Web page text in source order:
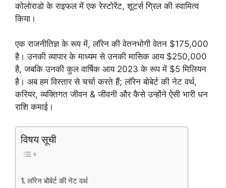
कोलोराडो के राइफल में एक रेस्टोरेंट, शूटर्स ग्रिल की स्वामित्व
किया।
एक राजनीतिज्ञ के रूप में, लॉरेन की वेतनभोगी वेतन $175,000
है। उनकी व्यापार के माध्यम से उनकी मासिक आय $250,000
है, जबकि उनकी कुल वार्षिक आय 2023 के रूप में $5 मिलियन
है। अब हम विस्तार से चर्चा करते हैं; लॉरेन बोबेर्ट की नेट वर्थ,
करियर, व्यक्तिगत जीवन & जीवनी और कैसे उन्होंने ऐसी भारी धन
राशि कमाई।
विषय सूची
लॉरेन बोबेर्ट की नेट वर्थ